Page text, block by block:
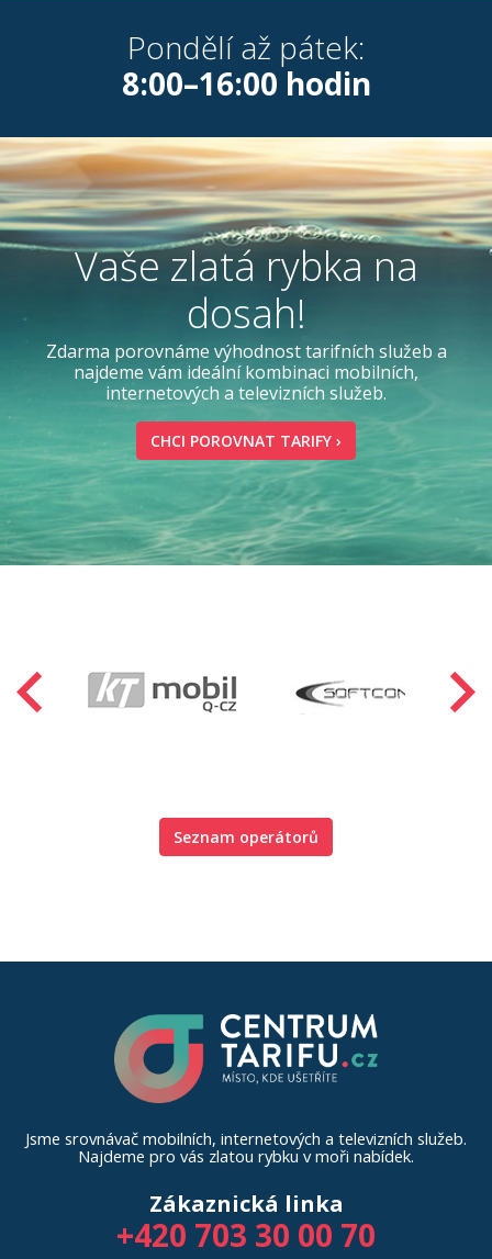
Pondělí až pátek:
8:00–16:00 hodin
Vaše zlatá rybka na
dosah!
Zdarma porovnáme výhodnost tarifních služeb a
najdeme vám ideální kombinaci mobilních,
internetových a televizních služeb.
CHCI POROVNAT TARIFY ›
Seznam operátorů
Jsme srovnávač mobilních, internetových a televizních služeb.
Najdeme pro vás zlatou rybku v moři nabídek.
Zákaznická linka
+420 703 30 00 70